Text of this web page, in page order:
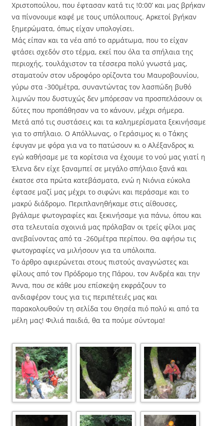
Χριστοπούλου, που έφτασαν κατά τις !0:00’ και μας βρήκαν
να πίνονουμε καφέ με τους υπόλοιπους. Αρκετοί βγήκαν
ξημερώματα, όπως είχαν υπολογίσει.
Μάς είπαν και τα νέα από το αρμάτωμα, που το είχαν
φτάσει σχεδόν στο τέρμα, εκεί που όλα τα σπήλαια της
περιοχής, τουλάχιστον τα τέσσερα πολύ γνωστά μας,
σταματούν στον υδροφόρο ορίζοντα του Μαυροβουνίου,
γύρω στα -300μέτρα, συναντώντας τον λασπώδη βυθό
λιμνών που δυστυχώς δεν μπόρεσαν να προσπελάσουν οι
δύτες που προπάθησαν να το κάνουν, μέχρι σήμερα.
Μετά από τις συστάσεις και τα καλημερίσματα ξεκινήσαμε
για το σπήλαιο. Ο Απόλλωνας, ο Γεράσιμος κι ο Τάκης
έφυγαν με φόρα για να το πατώσουν κι ο Αλέξανδρος κι
εγώ καθήσαμε με τα κορίτσια να έχουμε το νού μας γιατί η
Έλενα δεν είχε ξαναμπεί σε μεγάλο σπήλαιο ξανά και
έκατσε στα πρώτα κατεβάσματα, ενώ η Νιόνια εύκολα
έφτασε μαζί μας μέχρι το σιφώνι και περάσαμε και το
μακρύ διάδρομο. Περιπλανηθήκαμε στις αίθουσες,
βγάλαμε φωτογραφίες και ξεκινήσαμε για πάνω, όπου και
στα τελευταία σχοινιά μας πρόλαβαν οι τρείς φίλοι μας
ανεβαίνοντας από τα -260μέτρα περίπου. Θα αφήσω τις
φωτογραφίες να μιλήσουν για τα υπόλοιπα.
Το άρθρο αφιερώνεται στους πιστούς αναγνώστες και
φίλους από τον Πρόδρομο της Πάρου, τον Ανδρέα και την
Άννα, που σε κάθε μου επίσκεψη εκφράζουν το
ανδιαφέρον τους για τις περιπέτειές μας και
παρακολουθούν τη σελίδα του Θησέα πιό πολύ κι από τα
μέλη μας! Φιλιά παιδιά, θα τα πούμε σύντομα!